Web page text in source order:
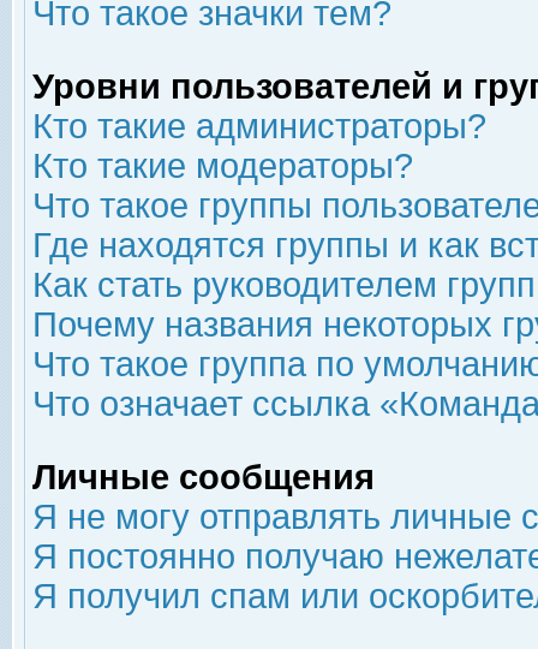
Что такое значки тем?
Уровни пользователей и
Кто такие администраторы?
Кто такие модераторы?
Что такое группы
Где находятся группы и как
Как стать руководителем
Почему названия некоторых
Что такое группа по
Что означает ссылка
Личные сообщения
Я не могу отправлять личные
Я постоянно получаю
Я получил спам или